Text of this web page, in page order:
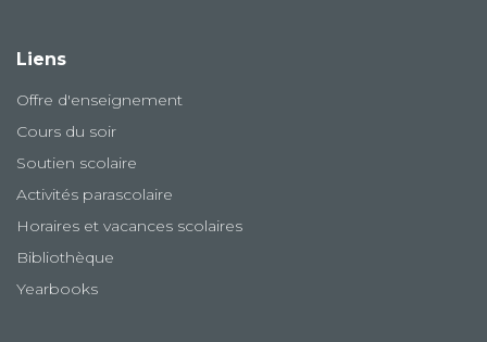
Liens
Offre d'enseignement
Cours du soir
Soutien scolaire
Activités parascolaire
Horaires et vacances scolaires
Bibliothèque
Yearbooks